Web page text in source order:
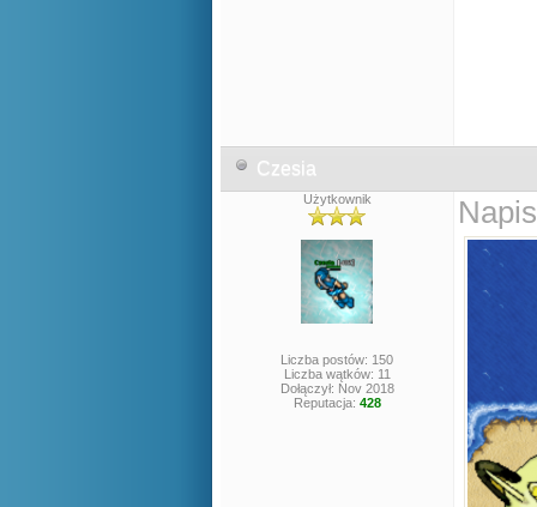
Czesia
Użytkownik
Liczba postów: 150
Liczba wątków: 11
Dołączył: Nov 2018
Reputacja: 428